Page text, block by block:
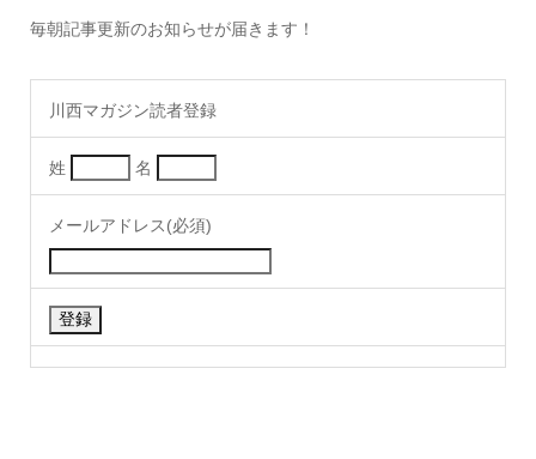
毎朝記事更新のお知らせが届きます！
川西マガジン読者登録
姓 名
メールアドレス(必須)